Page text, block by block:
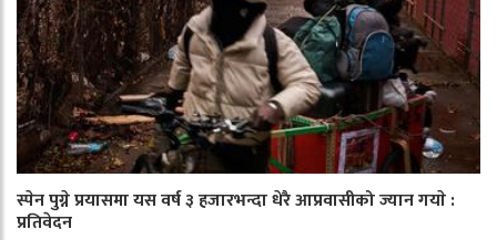
स्पेन पुग्ने प्रयासमा यस वर्ष ३ हजारभन्दा धेरै आप्रवासीको ज्यान गयाे :
प्रतिवेदन